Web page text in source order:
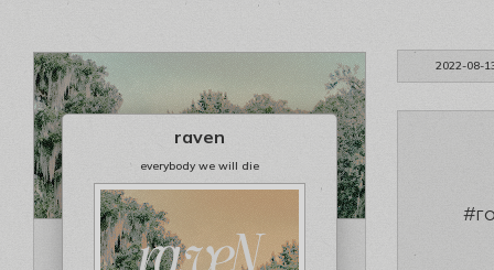
2022-08-
raven
everybody we will die